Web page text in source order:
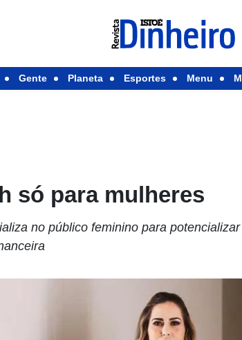
Gente Planeta Esportes Menu
só para mulheres
no público feminino para